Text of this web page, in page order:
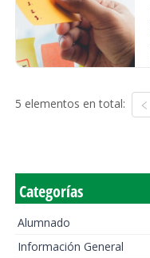
5 elementos en total:
Categorías
Alumnado
Información General